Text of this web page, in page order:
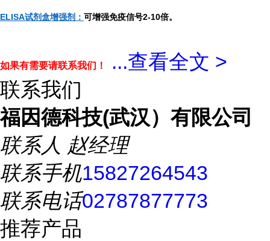
ELISA试剂盒增强剂： 可增强免疫信号2-10倍。
如果有需要请联系我们！ ...查看全文 >
联系我们
福因德科技(武汉）有限公司
联系人 赵经理
联系手机15827264543
联系电话02787877773
推荐产品